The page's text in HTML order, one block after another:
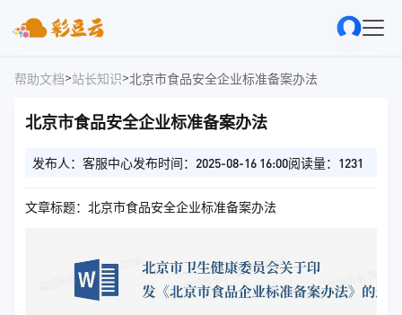
帮助文档>站长知识>北京市食品安全企业标准备案办法
北京市食品安全企业标准备案办法
发布人：客服中心发布时间：2025-08-16 16:00阅读量：1231
文章标题：北京市食品安全企业标准备案办法